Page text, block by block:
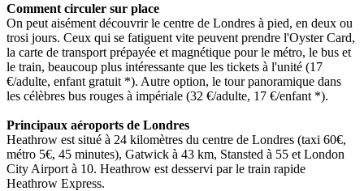
Comment circuler sur place
On peut aisément découvrir le centre de Londres à pied, en deux ou
trosi jours. Ceux qui se fatiguent vite peuvent prendre l'Oyster Card,
la carte de transport prépayée et magnétique pour le métro, le bus et
le train, beaucoup plus intéressante que les tickets à l'unité (17
€/adulte, enfant gratuit *). Autre option, le tour panoramique dans
les célèbres bus rouges à impériale (32 €/adulte, 17 €/enfant *).
Principaux aéroports de Londres
Heathrow est situé à 24 kilomètres du centre de Londres (taxi 60€,
métro 5€, 45 minutes), Gatwick à 43 km, Stansted à 55 et London
City Airport à 10. Heathrow est desservi par le train rapide
Heathrow Express.